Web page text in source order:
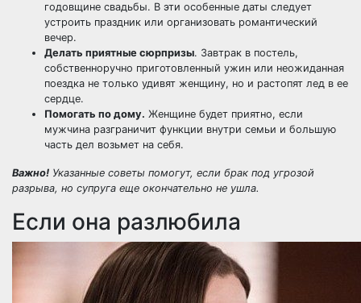
годовщине свадьбы. В эти особенные даты следует
устроить праздник или организовать романтический
вечер.
Делать приятные сюрпризы. Завтрак в постель,
собственноручно приготовленный ужин или неожиданная
поездка не только удивят женщину, но и растопят лед в ее
сердце.
Помогать по дому. Женщине будет приятно, если
мужчина разграничит функции внутри семьи и большую
часть дел возьмет на себя.
Важно! Указанные советы помогут, если брак под угрозой
разрыва, но супруга еще окончательно не ушла.
Если она разлюбила